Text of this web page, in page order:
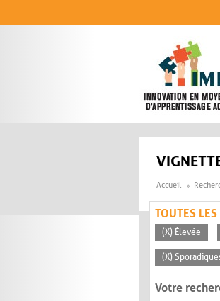
Accueil
TOUTES
(X) Élevée
(X)
Votre